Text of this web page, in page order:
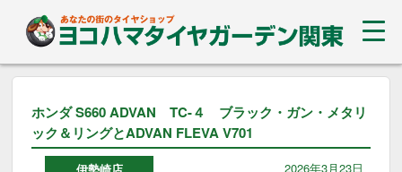
ホンダ S660 ADVAN TC-４ ブラック・ガン・メタリ
ック＆リングとADVAN FLEVA V701
2026年3月23日